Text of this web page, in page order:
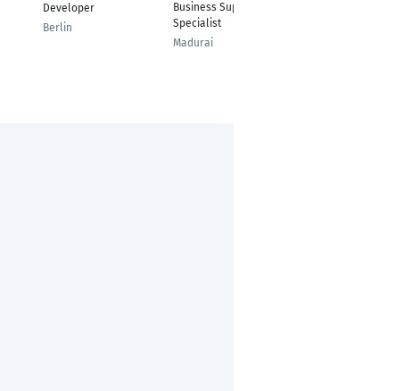
Developer
Berlin
Business Support
Specialist
Madurai